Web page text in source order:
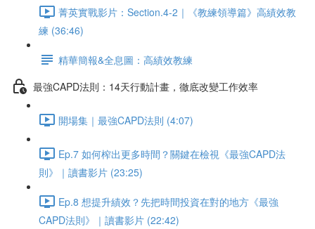
菁英實戰影片：Section.4-2｜《教練領導篇》高績效教
練 (36:46)
精華簡報&全息圖：高績效教練
最強CAPD法則：14天行動計畫，徹底改變工作效率
開場集｜最強CAPD法則 (4:07)
Ep.7 如何榨出更多時間？關鍵在檢視《最強CAPD法
則》｜讀書影片 (23:25)
Ep.8 想提升績效？先把時間投資在對的地方《最強
CAPD法則》｜讀書影片 (22:42)